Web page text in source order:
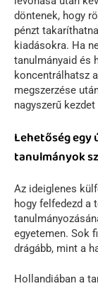
döntenek, hogy
pénzt
kiadásokra. Ha
tanulmányaid és
koncentrálhatsz
megszerzése
nagyszerű
Lehetőség egy
tanulmányok
Az ideiglenes
hogy felfedezd a
egyetemen. Sok
drágább, mint a
Hollandiában a